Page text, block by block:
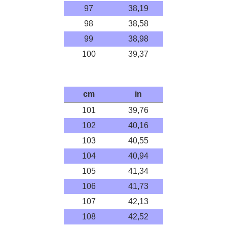
97
38,19
98
38,58
99
38,98
100
39,37
cm
in
101
39,76
102
40,16
103
40,55
104
40,94
105
41,34
106
41,73
107
42,13
108
42,52